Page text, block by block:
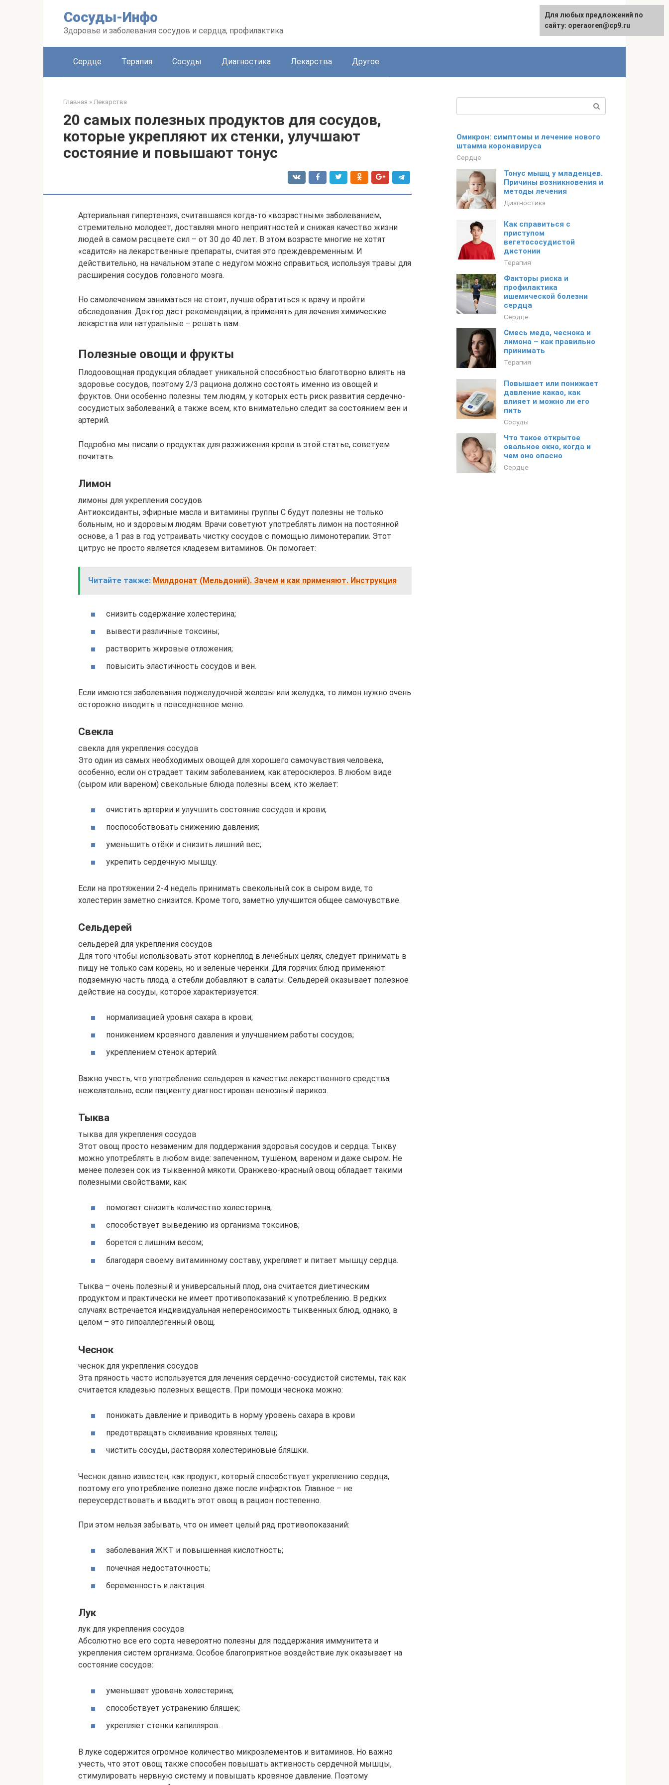
Сосуды-Инфо
Здоровье и заболевания сосудов и сердца, профилактика
Сердце Терапия Сосуды Диагностика Лекарства Другое
Главная » Лекарства
20 самых полезных продуктов для сосудов,
которые укрепляют их стенки, улучшают
состояние и повышают тонус
Артериальная гипертензия, считавшаяся когда-то «возрастным» заболеванием,
стремительно молодеет, доставляя много неприятностей и снижая качество жизни
людей в самом расцвете сил – от 30 до 40 лет. В этом возрасте многие не хотят
«садится» на лекарственные препараты, считая это преждевременным. И
действительно, на начальном этапе с недугом можно справиться, используя травы для
расширения сосудов головного мозга.
Но самолечением заниматься не стоит, лучше обратиться к врачу и пройти
обследования. Доктор даст рекомендации, а применять для лечения химические
лекарства или натуральные – решать вам.
Полезные овощи и фрукты
Плодоовощная продукция обладает уникальной способностью благотворно влиять на
здоровье сосудов, поэтому 2/3 рациона должно состоять именно из овощей и
фруктов. Они особенно полезны тем людям, у которых есть риск развития сердечно-
сосудистых заболеваний, а также всем, кто внимательно следит за состоянием вен и
артерий.
Подробно мы писали о продуктах для разжижения крови в этой статье, советуем
почитать.
Лимон
лимоны для укрепления сосудов
Антиоксиданты, эфирные масла и витамины группы С будут полезны не только
больным, но и здоровым людям. Врачи советуют употреблять лимон на постоянной
основе, а 1 раз в год устраивать чистку сосудов с помощью лимонотерапии. Этот
цитрус не просто является кладезем витаминов. Он помогает:
Читайте также: Милдронат (Мельдоний). Зачем и как применяют. Инструкция
снизить содержание холестерина;
вывести различные токсины;
растворить жировые отложения;
повысить эластичность сосудов и вен.
Если имеются заболевания поджелудочной железы или желудка, то лимон нужно очень
осторожно вводить в повседневное меню.
Свекла
свекла для укрепления сосудов
Это один из самых необходимых овощей для хорошего самочувствия человека,
особенно, если он страдает таким заболеванием, как атеросклероз. В любом виде
(сыром или вареном) свекольные блюда полезны всем, кто желает:
очистить артерии и улучшить состояние сосудов и крови;
поспособствовать снижению давления;
уменьшить отёки и снизить лишний вес;
укрепить сердечную мышцу.
Если на протяжении 2-4 недель принимать свекольный сок в сыром виде, то
холестерин заметно снизится. Кроме того, заметно улучшится общее самочувствие.
Сельдерей
сельдерей для укрепления сосудов
Для того чтобы использовать этот корнеплод в лечебных целях, следует принимать в
пищу не только сам корень, но и зеленые черенки. Для горячих блюд применяют
подземную часть плода, а стебли добавляют в салаты. Сельдерей оказывает полезное
действие на сосуды, которое характеризуется:
нормализацией уровня сахара в крови;
понижением кровяного давления и улучшением работы сосудов;
укреплением стенок артерий.
Важно учесть, что употребление сельдерея в качестве лекарственного средства
нежелательно, если пациенту диагностирован венозный варикоз.
Тыква
тыква для укрепления сосудов
Этот овощ просто незаменим для поддержания здоровья сосудов и сердца. Тыкву
можно употреблять в любом виде: запеченном, тушёном, вареном и даже сыром. Не
менее полезен сок из тыквенной мякоти. Оранжево-красный овощ обладает такими
полезными свойствами, как:
помогает снизить количество холестерина;
способствует выведению из организма токсинов;
борется с лишним весом;
благодаря своему витаминному составу, укрепляет и питает мышцу сердца.
Тыква – очень полезный и универсальный плод, она считается диетическим
продуктом и практически не имеет противопоказаний к употреблению. В редких
случаях встречается индивидуальная непереносимость тыквенных блюд, однако, в
целом – это гипоаллергенный овощ.
Чеснок
чеснок для укрепления сосудов
Эта пряность часто используется для лечения сердечно-сосудистой системы, так как
считается кладезью полезных веществ. При помощи чеснока можно:
понижать давление и приводить в норму уровень сахара в крови
предотвращать склеивание кровяных телец;
чистить сосуды, растворяя холестериновые бляшки.
Чеснок давно известен, как продукт, который способствует укреплению сердца,
поэтому его употребление полезно даже после инфарктов. Главное – не
переусердствовать и вводить этот овощ в рацион постепенно.
При этом нельзя забывать, что он имеет целый ряд противопоказаний:
заболевания ЖКТ и повышенная кислотность;
почечная недостаточность;
беременность и лактация.
Лук
лук для укрепления сосудов
Абсолютно все его сорта невероятно полезны для поддержания иммунитета и
укрепления систем организма. Особое благоприятное воздействие лук оказывает на
состояние сосудов:
уменьшает уровень холестерина;
способствует устранению бляшек;
укрепляет стенки капилляров.
В луке содержится огромное количество микроэлементов и витаминов. Но важно
учесть, что этот овощ также способен повышать активность сердечной мышцы,
стимулировать нервную систему и повышать кровяное давление. Поэтому
Омикрон: симптомы и лечение нового
штамма коронавируса
Сердце
Тонус мышц у младенцев.
Причины возникновения и
методы лечения
Диагностика
Как справиться с
приступом
вегетососудистой
дистонии
Терапия
Факторы риска и
профилактика
ишемической болезни
сердца
Сердце
Смесь меда, чеснока и
лимона – как правильно
принимать
Терапия
Повышает или понижает
давление какао, как
влияет и можно ли его
пить
Сосуды
Что такое открытое
овальное окно, когда и
чем оно опасно
Сердце
Для любых предложений по
сайту: operaoren@cp9.ru